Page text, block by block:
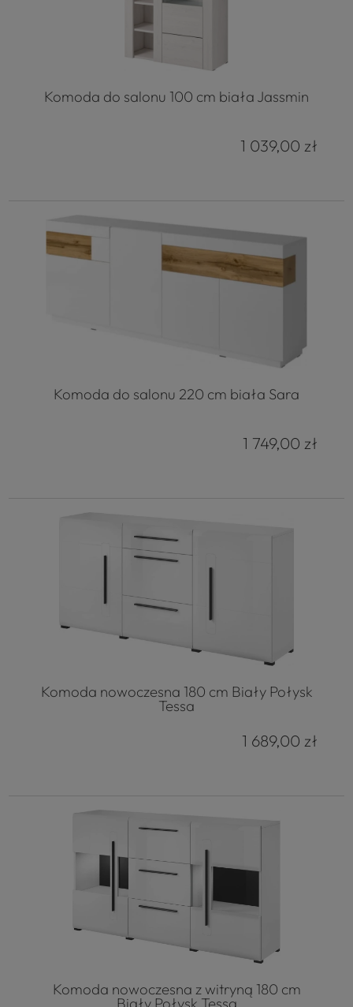
Komoda do salonu 100 cm biała Jassmin
1 039,00 zł
Komoda do salonu 220 cm biała Sara
1 749,00 zł
Komoda nowoczesna 180 cm Biały Połysk
Tessa
1 689,00 zł
Komoda nowoczesna z witryną 180 cm
Biały Połysk Tessa